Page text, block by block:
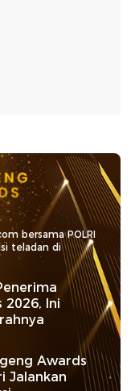
bersama POLRI
teladan di
2026, Ini
Awards
Jalankan